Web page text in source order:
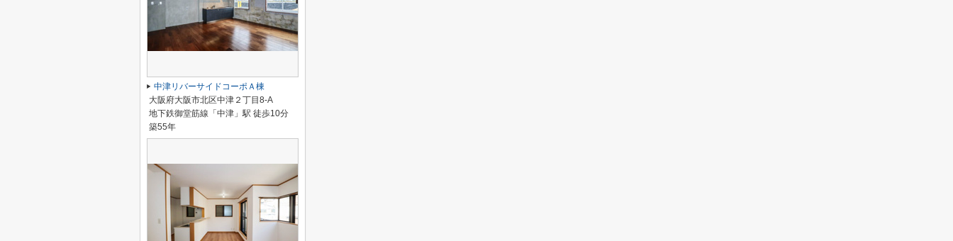
中津リバーサイドコーポＡ棟
大阪府大阪市北区中津２丁目8-A
地下鉄御堂筋線「中津」駅 徒歩10分
築55年